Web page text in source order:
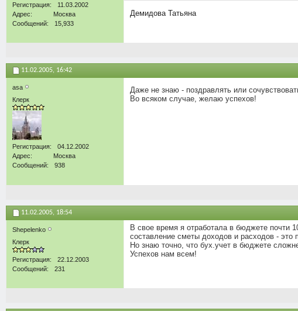
Регистрация
11.03.2002
Адрес
Москва
Сообщений
15,933
Демидова Татьяна
11.02.2005, 16:42
asa
Клерк
Регистрация
04.12.2002
Адрес
Москва
Сообщений
938
Даже не знаю - поздравлять или
Во всяком случае, желаю успехов!
11.02.2005, 18:54
Shepelenko
Клерк
Регистрация
22.12.2003
Сообщений
231
В свое время я отработала в бюджете почти
составление сметы доходов и расходов - это
Но знаю точно, что бух.учет в бюджете
Успехов нам всем!